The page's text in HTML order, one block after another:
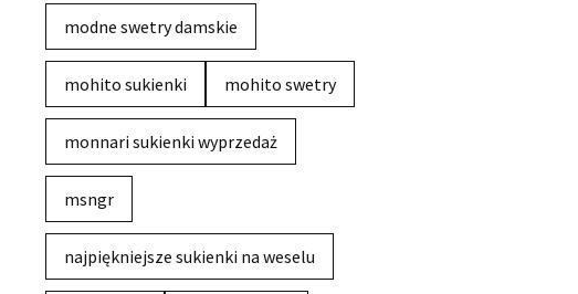
modne swetry damskie
mohito sukienki mohito swetry
monnari sukienki wyprzedaż
msngr
najpiękniejsze sukienki na weselu